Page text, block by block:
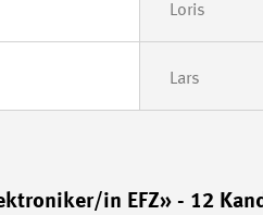
Loris
Lars
in EFZ» - 12